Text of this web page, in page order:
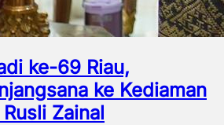
ke-69 Riau,
ke Kediaman
Zainal